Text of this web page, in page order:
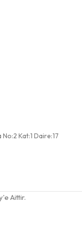
Kat:1 Daire:17
Aittir.